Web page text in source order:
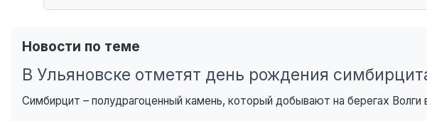
Новости по теме
В Ульяновске отметят день рождения
Симбирцит – полудрагоценный камень, который добывают на берегах Волги